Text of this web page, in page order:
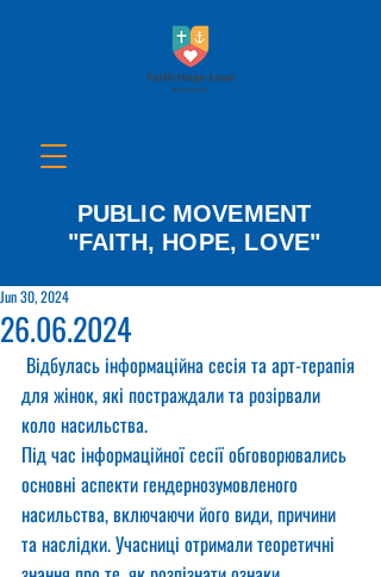
PUBLIC MOVEMENT
"FAITH, HOPE, LOVE"
26.06.2024
Jun 30, 2024
Відбулась інформаційна сесія та арт-терапія
для жінок, які постраждали та розірвали
коло насильства.
Під час інформаційної сесії обговорювались
основні аспекти гендернозумовленого
насильства, включаючи його види, причини
та наслідки. Учасниці отримали теоретичні